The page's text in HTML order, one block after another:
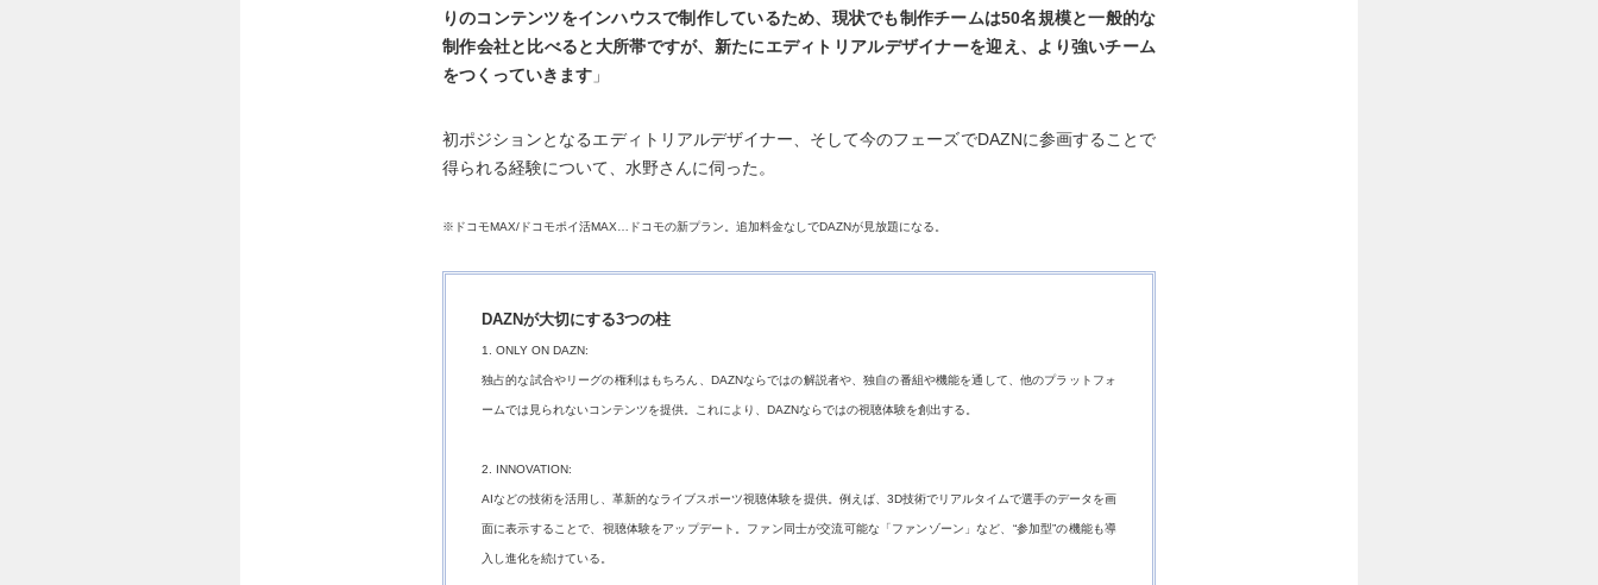
りのコンテンツをインハウスで制作しているため、現状でも制作チームは50名規模と一般的な
制作会社と比べると大所帯ですが、新たにエディトリアルデザイナーを迎え、より強いチーム
をつくっていきます 」
初ポジションとなるエディトリアルデザイナー、そして今のフェーズでDAZNに参画することで
得られる経験について、水野さんに伺った。
※ドコモMAX/ドコモポイ活MAX…ドコモの新プラン。追加料金なしでDAZNが見放題になる。
DAZNが大切にする3つの柱
1. ONLY ON DAZN:
独占的な試合やリーグの権利はもちろん、DAZNならではの解説者や、独自の番組や機能を通して、他のプラットフォ
ームでは見られないコンテンツを提供。これにより、DAZNならではの視聴体験を創出する。
2. INNOVATION:
AIなどの技術を活用し、革新的なライブスポーツ視聴体験を提供。例えば、3D技術でリアルタイムで選手のデータを画
面に表示することで、視聴体験をアップデート。ファン同士が交流可能な「ファンゾーン」など、“参加型”の機能も導
入し進化を続けている。